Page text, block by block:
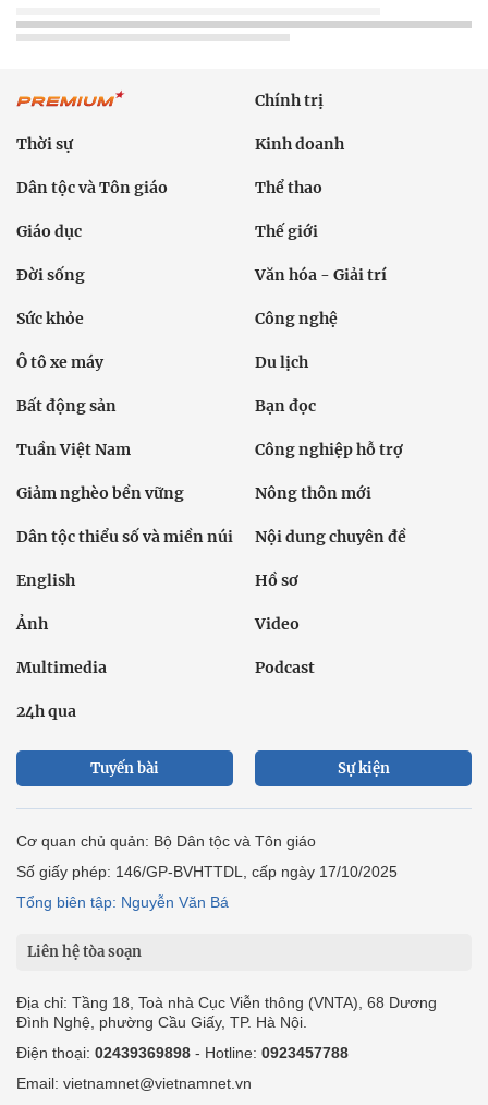
Chính trị
Thời sự Kinh doanh
Dân tộc và Tôn giáo Thể thao
Giáo dục Thế giới
Đời sống Văn hóa - Giải trí
Sức khỏe Công nghệ
Ô tô xe máy Du lịch
Bất động sản Bạn đọc
Tuần Việt Nam Công nghiệp hỗ trợ
Giảm nghèo bền vững Nông thôn mới
Dân tộc thiểu số và miền núi Nội dung chuyên đề
English Hồ sơ
Ảnh Video
Multimedia Podcast
24h qua
Tuyến bài Sự kiện
Cơ quan chủ quản: Bộ Dân tộc và Tôn giáo
Số giấy phép: 146/GP-BVHTTDL, cấp ngày 17/10/2025
Tổng biên tập: Nguyễn Văn Bá
Liên hệ tòa soạn
Địa chỉ: Tầng 18, Toà nhà Cục Viễn thông (VNTA), 68 Dương
Đình Nghệ, phường Cầu Giấy, TP. Hà Nội.
Điện thoại: 02439369898 - Hotline: 0923457788
Email: vietnamnet@vietnamnet.vn